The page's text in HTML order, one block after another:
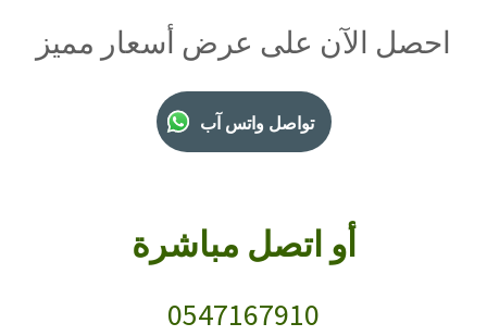
احصل الآن على عرض أسعار مميز
تواصل واتس آب
أو اتصل مباشرة
0547167910